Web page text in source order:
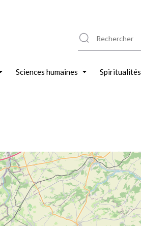
Sciences humaines Spiritualités